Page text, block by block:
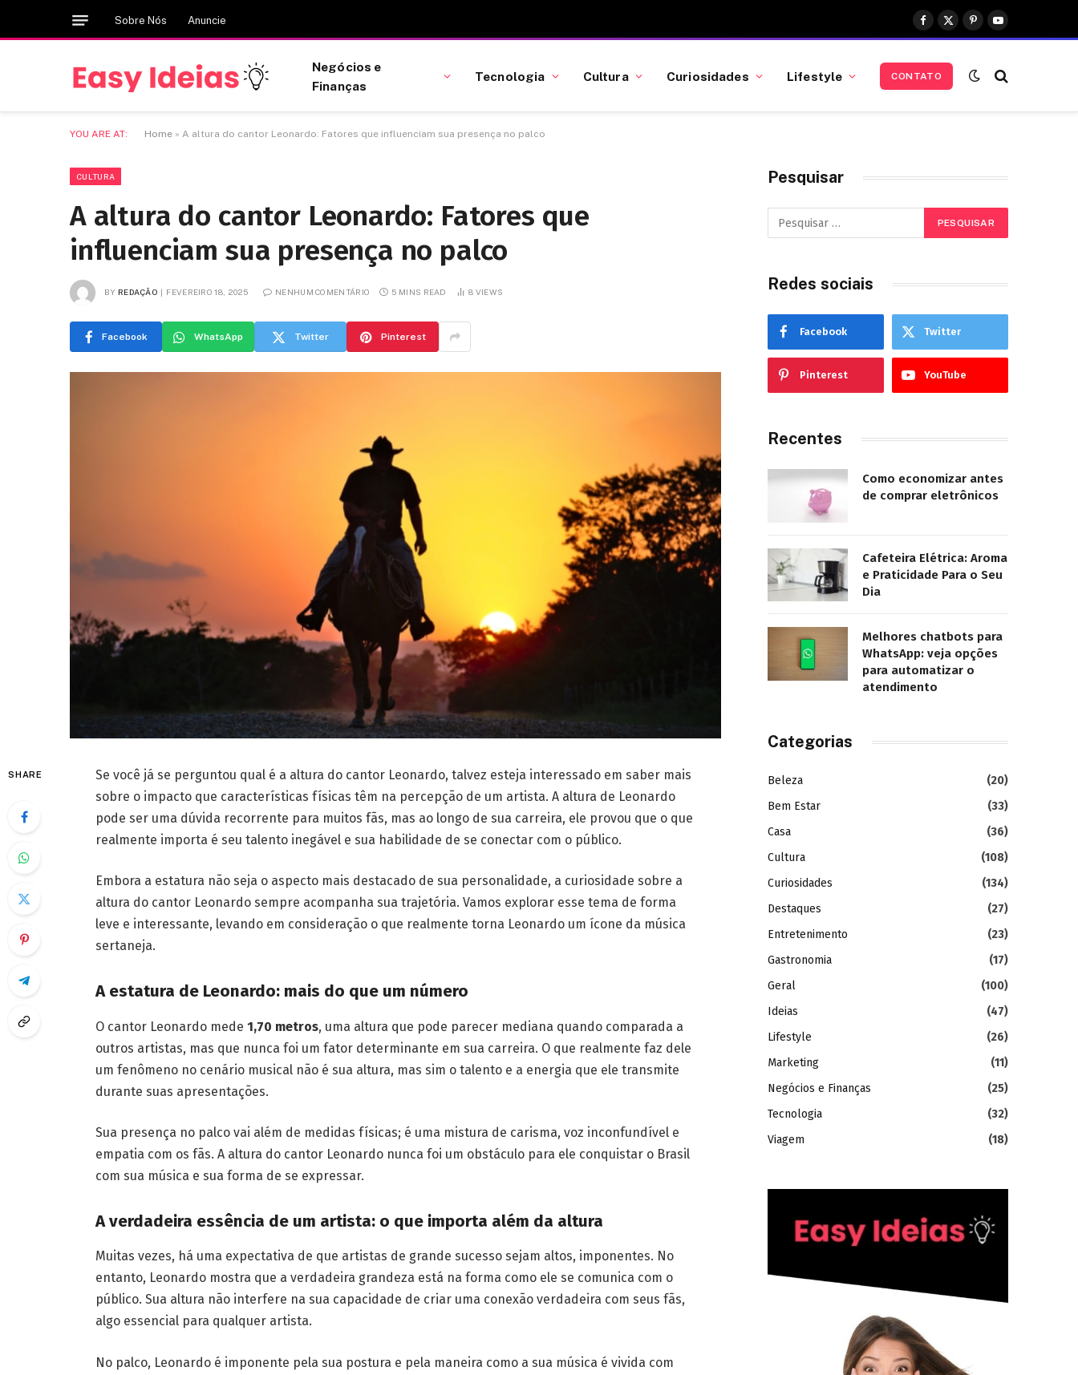
Sobre Nós Anuncie
Facebook
X
(Twitter)
PinterestYouTube
Negócios e
Finanças
Tecnologia Cultura Curiosidades Lifestyle CONTATO
YOU ARE AT: Home » A altura do cantor Leonardo: Fatores que influenciam sua presença no palco
CULTURA
A altura do cantor Leonardo: Fatores que
influenciam sua presença no palco
BY REDAÇÃO FEVEREIRO 18, 2025 NENHUM COMENTÁRIO 5 MINS READ 8 VIEWS
Facebook WhatsApp Twitter Pinterest
SHARE
Se você já se perguntou qual é a altura do cantor Leonardo, talvez esteja interessado em saber mais
sobre o impacto que características físicas têm na percepção de um artista. A altura de Leonardo
pode ser uma dúvida recorrente para muitos fãs, mas ao longo de sua carreira, ele provou que o que
realmente importa é seu talento inegável e sua habilidade de se conectar com o público.
Embora a estatura não seja o aspecto mais destacado de sua personalidade, a curiosidade sobre a
altura do cantor Leonardo sempre acompanha sua trajetória. Vamos explorar esse tema de forma
leve e interessante, levando em consideração o que realmente torna Leonardo um ícone da música
sertaneja.
A estatura de Leonardo: mais do que um número
O cantor Leonardo mede 1,70 metros, uma altura que pode parecer mediana quando comparada a
outros artistas, mas que nunca foi um fator determinante em sua carreira. O que realmente faz dele
um fenômeno no cenário musical não é sua altura, mas sim o talento e a energia que ele transmite
durante suas apresentações.
Sua presença no palco vai além de medidas físicas; é uma mistura de carisma, voz inconfundível e
empatia com os fãs. A altura do cantor Leonardo nunca foi um obstáculo para ele conquistar o Brasil
com sua música e sua forma de se expressar.
A verdadeira essência de um artista: o que importa além da altura
Muitas vezes, há uma expectativa de que artistas de grande sucesso sejam altos, imponentes. No
entanto, Leonardo mostra que a verdadeira grandeza está na forma como ele se comunica com o
público. Sua altura não interfere na sua capacidade de criar uma conexão verdadeira com seus fãs,
algo essencial para qualquer artista.
No palco, Leonardo é imponente pela sua postura e pela maneira como a sua música é vivida com
Pesquisar
Redes sociais
Facebook Twitter
Pinterest YouTube
Recentes
Como economizar antes
de comprar eletrônicos
Cafeteira Elétrica: Aroma
e Praticidade Para o Seu
Dia
Melhores chatbots para
WhatsApp: veja opções
para automatizar o
atendimento
Categorias
Beleza
(20)
Bem Estar
(33)
Casa
(36)
Cultura
(108)
Curiosidades
(134)
Destaques
(27)
Entretenimento
(23)
Gastronomia
(17)
Geral
(100)
Ideias
(47)
Lifestyle
(26)
Marketing
(11)
Negócios e Finanças
(25)
Tecnologia
(32)
Viagem
(18)